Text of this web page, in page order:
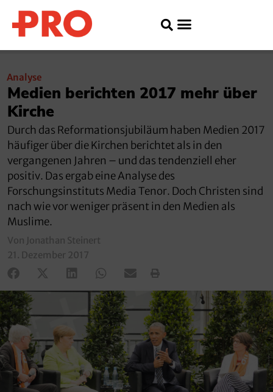
Analyse
Medien berichten 2017 mehr über
Kirche
Durch das Reformationsjubiläum haben Medien 2017
häufiger über die Kirchen berichtet als in den
vergangenen Jahren – und das tendenziell eher
positiv. Das ergab eine Analyse des
Forschungsinstituts Media Tenor. Doch Christen sind
nach wie vor weniger präsent in den Medien als
Muslime.
Von Jonathan Steinert
21. Dezember 2017